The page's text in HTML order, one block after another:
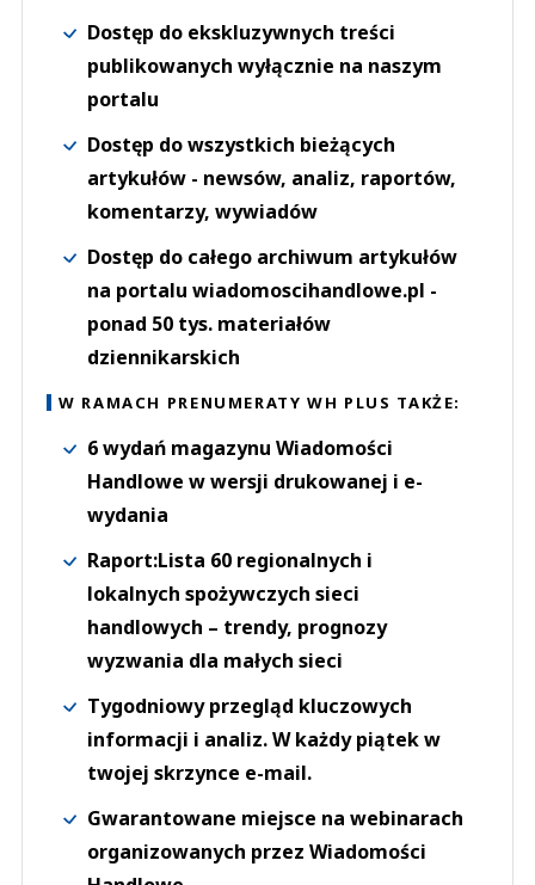
Dostęp do ekskluzywnych treści
publikowanych wyłącznie na naszym
portalu
Dostęp do wszystkich bieżących
artykułów - newsów, analiz, raportów,
komentarzy, wywiadów
Dostęp do całego archiwum artykułów
na portalu wiadomoscihandlowe.pl -
ponad 50 tys. materiałów
dziennikarskich
W RAMACH PRENUMERATY WH PLUS TAKŻE:
6 wydań magazynu Wiadomości
Handlowe w wersji drukowanej i e-
wydania
Raport:Lista 60 regionalnych i
lokalnych spożywczych sieci
handlowych – trendy, prognozy
wyzwania dla małych sieci
Tygodniowy przegląd kluczowych
informacji i analiz. W każdy piątek w
twojej skrzynce e-mail.
Gwarantowane miejsce na webinarach
organizowanych przez Wiadomości